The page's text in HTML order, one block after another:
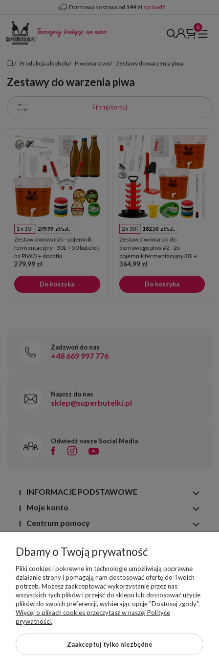
Darmowa dostawa od 199 zł sprawdź
/ Produkcja alkoholu/ Piwowarstwo/ Zestawy do warzenia piwa
Zestawy do warzenia piwa
Filtruj/sortuj
1 x 30 l 279.99 zł/szt.
Zestaw piwowarski - pojemnik
fermentacyjny - 30L + 50 butelek
na PIWO + dodatki
279,99 zł
Do koszyka
2 x 30 l 182.50 zł/szt.
Zestaw piwowarski do
domowego piwa #2 - 2x
pojemnik fermentacyjny 30l +
suszarka + kapslownica + dodatki
364,99 zł
Do koszyka
Zadzwoń do nas
+48 669 997 776
Napisz do nas
sklep@superbutelki.pl
Odwiedź nasze Social Media
INFORMACJE PODSTAWOWE
Moje konto
Centrum pomocy
Copyright © 2026 Superbutelki.pl
Dbamy o Twoją prywatność
Pliki cookies i pokrewne im technologie umożliwiają poprawne
działanie strony i pomagają nam dostosować ofertę do Twoich
potrzeb. Możesz zaakceptować wykorzystanie przez nas
wszystkich tych plików i przejść do sklepu lub dostosować użycie
plików do swoich preferencji, wybierając opcję "Dostosuj zgody".
Więcej o plikach cookies przeczytasz w naszej Polityce
prywatności.
Zaakceptuj tylko niezbędne